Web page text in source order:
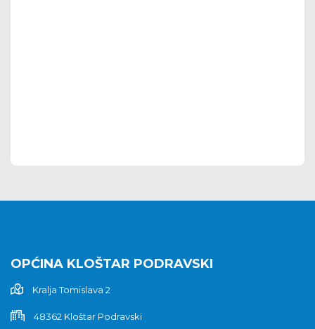
OPĆINA KLOŠTAR PODRAVSKI
Kralja Tomislava 2
48362 Kloštar Podravski